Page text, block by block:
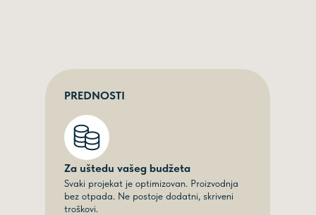
Za uštedu vašeg budžeta
Svaki projekat je optimizovan. Proizvodnja
bez otpada. Ne postoje dodatni, skriveni
troškovi.
PREDNOSTI